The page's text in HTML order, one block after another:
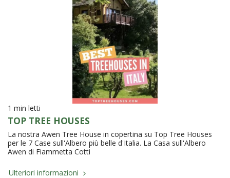
1 min letti
TOP TREE HOUSES
La nostra Awen Tree House in copertina su Top Tree Houses
per le 7 Case sull'Albero più belle d'Italia. La Casa sull'Albero
Awen di Fiammetta Cotti
Ulteriori informazioni